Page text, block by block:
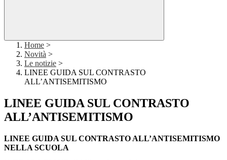
Home >
Novità >
Le notizie >
LINEE GUIDA SUL CONTRASTO
ALL’ANTISEMITISMO
LINEE GUIDA SUL CONTRASTO
ALL’ANTISEMITISMO
LINEE GUIDA SUL CONTRASTO ALL’ANTISEMITISMO
NELLA SCUOLA